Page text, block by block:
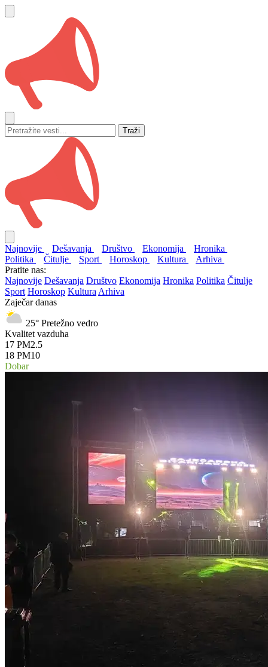
Traži
Najnovije Dešavanja Društvo Ekonomija
Hronika
Politika
Čitulje Sport Horoskop Kultura
Arhiva
Pratite nas:
Najnovije Dešavanja Društvo Ekonomija Hronika Politika Čitulje
Sport Horoskop Kultura Arhiva
Zaječar danas
25° Pretežno vedro
Kvalitet vazduha
17 PM2.5
18 PM10
Dobar